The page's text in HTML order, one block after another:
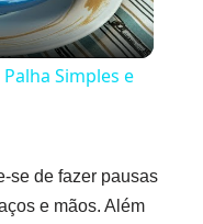
Simples e
se de fazer pausas
e mãos. Além